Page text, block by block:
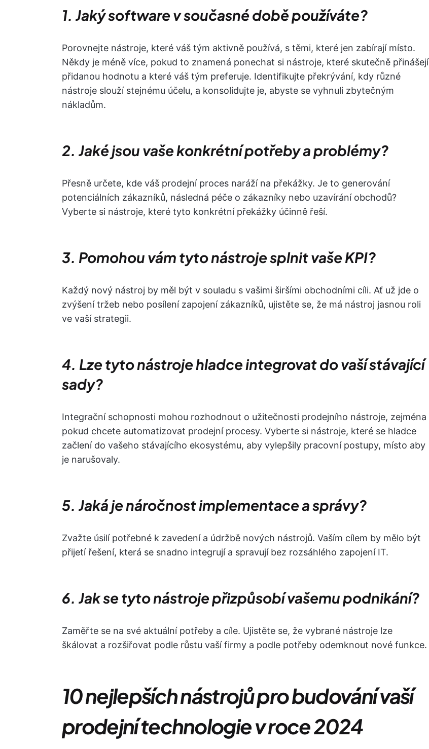
1. Jaký software v současné době používáte?
Porovnejte nástroje, které váš tým aktivně používá, s těmi, které jen zabírají místo.
Někdy je méně více, pokud to znamená ponechat si nástroje, které skutečně přinášejí
přidanou hodnotu a které váš tým preferuje. Identifikujte překrývání, kdy různé
nástroje slouží stejnému účelu, a konsolidujte je, abyste se vyhnuli zbytečným
nákladům.
2. Jaké jsou vaše konkrétní potřeby a problémy?
Přesně určete, kde váš prodejní proces naráží na překážky. Je to generování
potenciálních zákazníků, následná péče o zákazníky nebo uzavírání obchodů?
Vyberte si nástroje, které tyto konkrétní překážky účinně řeší.
3. Pomohou vám tyto nástroje splnit vaše KPI?
Každý nový nástroj by měl být v souladu s vašimi širšími obchodními cíli. Ať už jde o
zvýšení tržeb nebo posílení zapojení zákazníků, ujistěte se, že má nástroj jasnou roli
ve vaší strategii.
4. Lze tyto nástroje hladce integrovat do vaší stávající
sady?
Integrační schopnosti mohou rozhodnout o užitečnosti prodejního nástroje, zejména
pokud chcete automatizovat prodejní procesy. Vyberte si nástroje, které se hladce
začlení do vašeho stávajícího ekosystému, aby vylepšily pracovní postupy, místo aby
je narušovaly.
5. Jaká je náročnost implementace a správy?
Zvažte úsilí potřebné k zavedení a údržbě nových nástrojů. Vaším cílem by mělo být
přijetí řešení, která se snadno integrují a spravují bez rozsáhlého zapojení IT.
6. Jak se tyto nástroje přizpůsobí vašemu podnikání?
Zaměřte se na své aktuální potřeby a cíle. Ujistěte se, že vybrané nástroje lze
škálovat a rozšiřovat podle růstu vaší firmy a podle potřeby odemknout nové funkce.
10 nejlepších nástrojů pro budování vaší
prodejní technologie v roce 2024